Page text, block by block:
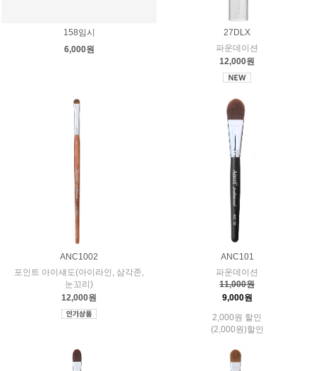
158임시
6,000원
27DLX
파운데이션
12,000원
ANC1002
포인트 아이섀도(아이라인, 삼각존,
눈꼬리)
12,000원
ANC101
파운데이션
11,000원
9,000원
2,000원 할인
(2,000원)할인